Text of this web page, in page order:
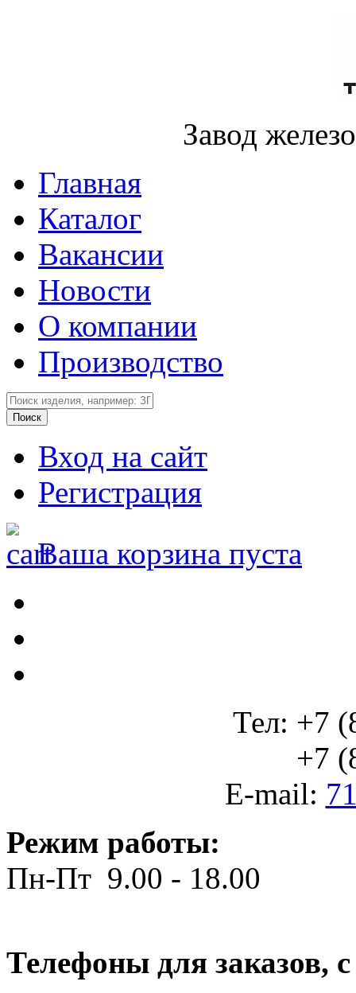
Завод
Главная
Каталог
Вакансии
Новости
О компании
Производство
Вход на сайт
Регистрация
Ваша корзина пуста
Тел: +7
+7
E-mail:
Режим работы:
Пн-Пт 9.00 - 18.00
Телефоны для заказов,